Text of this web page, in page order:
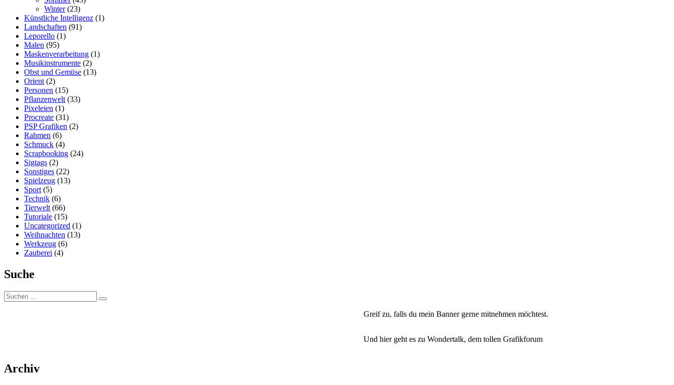
Winter(23)
Künstliche Intelligenz (1)
Landschaften (91)
Leporello (1)
Malen (95)
Maskenverarbeitung (1)
Musikinstrumente (2)
Obst und Gemüse (13)
Orient(2)
Personen (15)
Pflanzenwelt(33)
Pixeleien (1)
Procreate (31)
PSP Grafiken (2)
Rahmen (6)
Schmuck (4)
Scrapbooking (24)
Sigtags (2)
Sonstiges (22)
Spielzeug (13)
Sport(5)
Technik (6)
Tierwelt(66)
Tutoriale (15)
Uncategorized (1)
Weihnachten (13)
Werkzeug (6)
Zauberei (4)
Suche
Suchen
nach:
Suchen
Greif zu, falls du mein Banner gerne mitnehmen möchtest.
Und hier geht es zu Wondertalk, dem tollen Grafikforum
Archiv